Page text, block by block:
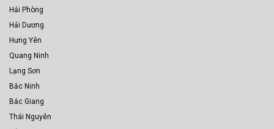
Hải Phòng
Hải Dương
Hưng Yên
Quang Ninh
Lạng Sơn
Bắc Ninh
Bắc Giang
Thái Nguyên